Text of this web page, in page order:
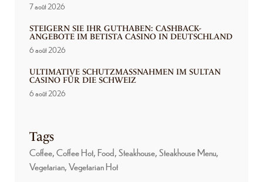
7 août 2026
STEIGERN SIE IHR GUTHABEN: CASHBACK-
ANGEBOTE IM BETISTA CASINO IN DEUTSCHLAND
6 août 2026
ULTIMATIVE SCHUTZMASSNAHMEN IM SULTAN C
ASINO FÜR DIE SCHWEIZ
6 août 2026
Tags
Coffee Coffee Hot Food Steakhouse Steakhouse Menu
Vegetarian Vegetarian Hot